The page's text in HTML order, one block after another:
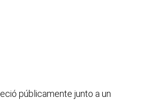
públicamente junto a un